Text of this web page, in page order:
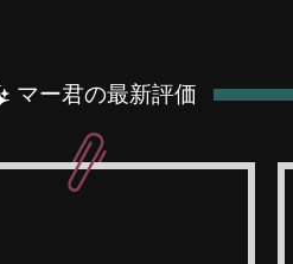
マー君の最新評価